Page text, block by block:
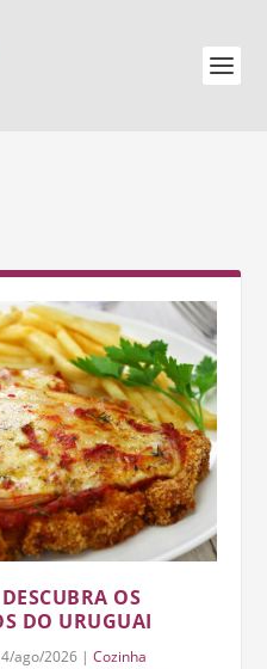
OS
DO URUGUAI
4/ago/2026 |Cozinha